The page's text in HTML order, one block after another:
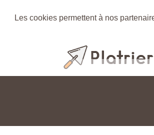
Les cookies permettent à nos